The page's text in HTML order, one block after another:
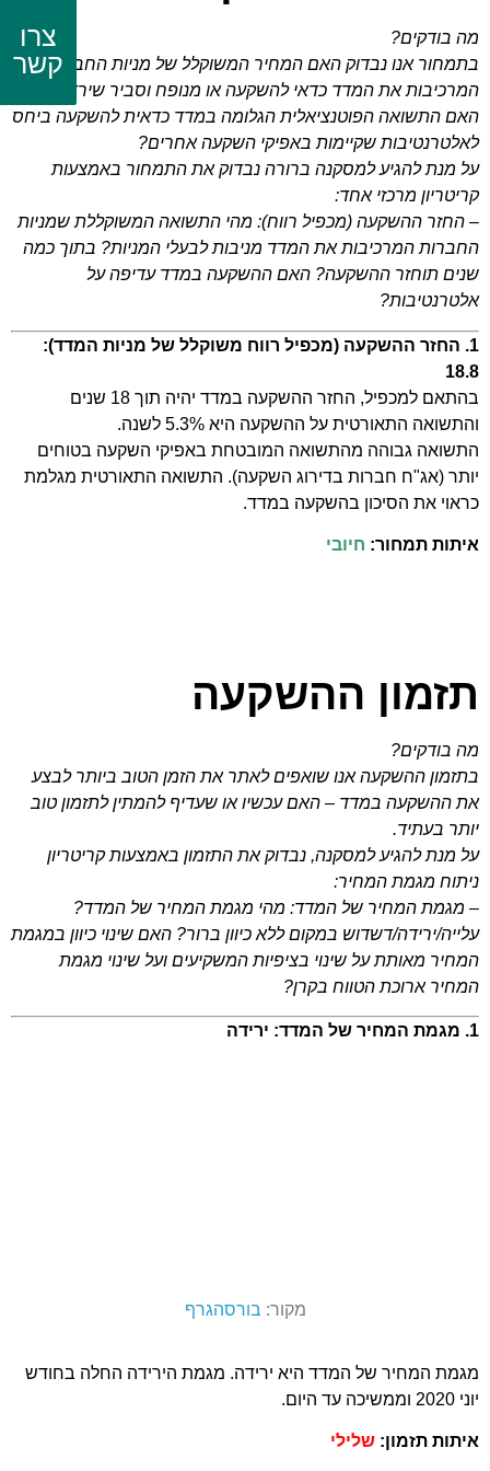
מה בודקים?
בתמחור אנו נבדוק האם המחיר המשוקלל של מניות החברות
המרכיבות את המדד כדאי להשקעה או מנופח וסביר שירד בעתיד.
האם התשואה הפוטנציאלית הגלומה במדד כדאית להשקעה ביחס
לאלטרנטיבות שקיימות באפיקי השקעה אחרים?
על מנת להגיע למסקנה ברורה נבדוק את התמחור באמצעות
קריטריון מרכזי אחד:
– החזר ההשקעה (מכפיל רווח): מהי התשואה המשוקללת שמניות
החברות המרכיבות את המדד מניבות לבעלי המניות? בתוך כמה
שנים תוחזר ההשקעה? האם ההשקעה במדד עדיפה על
אלטרנטיבות?
1. החזר ההשקעה (מכפיל רווח משוקלל של מניות המדד):
18.8
בהתאם למכפיל, החזר ההשקעה במדד יהיה תוך 18 שנים
והתשואה התאורטית על ההשקעה היא 5.3% לשנה.
התשואה גבוהה מהתשואה המובטחת באפיקי השקעה בטוחים
יותר (אג"ח חברות בדירוג השקעה). התשואה התאורטית מגלמת
כראוי את הסיכון בהשקעה במדד.
איתות תמחור: חיובי
תזמון ההשקעה
מה בודקים?
בתזמון ההשקעה אנו שואפים לאתר את הזמן הטוב ביותר לבצע
את ההשקעה במדד – האם עכשיו או שעדיף להמתין לתזמון טוב
יותר בעתיד.
על מנת להגיע למסקנה, נבדוק את התזמון באמצעות קריטריון
ניתוח מגמת המחיר:
– מגמת המחיר של המדד: מהי מגמת המחיר של המדד?
עלייה/ירידה/דשדוש במקום ללא כיוון ברור? האם שינוי כיוון במגמת
המחיר מאותת על שינוי בציפיות המשקיעים ועל שינוי מגמת
המחיר ארוכת הטווח בקרן?
1. מגמת המחיר של המדד: ירידה
מקור: בורסהגרף
מגמת המחיר של המדד היא ירידה. מגמת הירידה החלה בחודש
יוני 2020 וממשיכה עד היום.
איתות תזמון: שלילי
צרו
קשר